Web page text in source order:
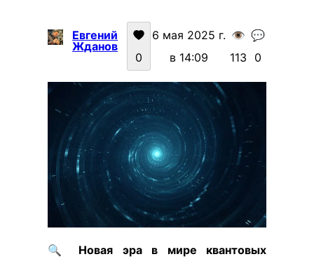
Евгений
Жданов
0
6 мая 2025 г.
в 14:09
👁️
113
💬
0
🔍 Новая эра в мире квантовых